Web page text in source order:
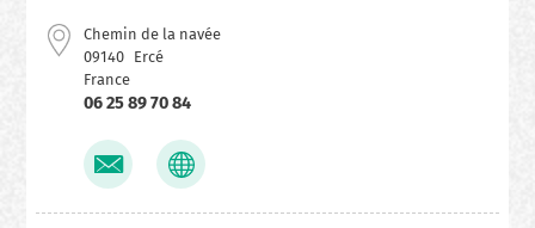
Chemin de la navée
09140 Ercé
France
06 25 89 70 84